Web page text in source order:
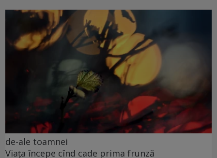
de-ale toamnei
Viața începe cînd cade prima frunză